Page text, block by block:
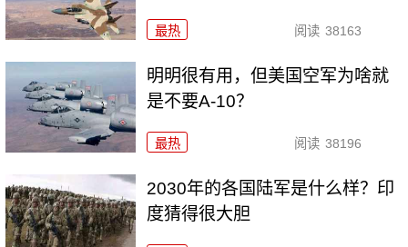
最热 阅读 38163
明明很有用，但美国空军为啥就
是不要A-10？
最热 阅读 38196
2030年的各国陆军是什么样？印
度猜得很大胆